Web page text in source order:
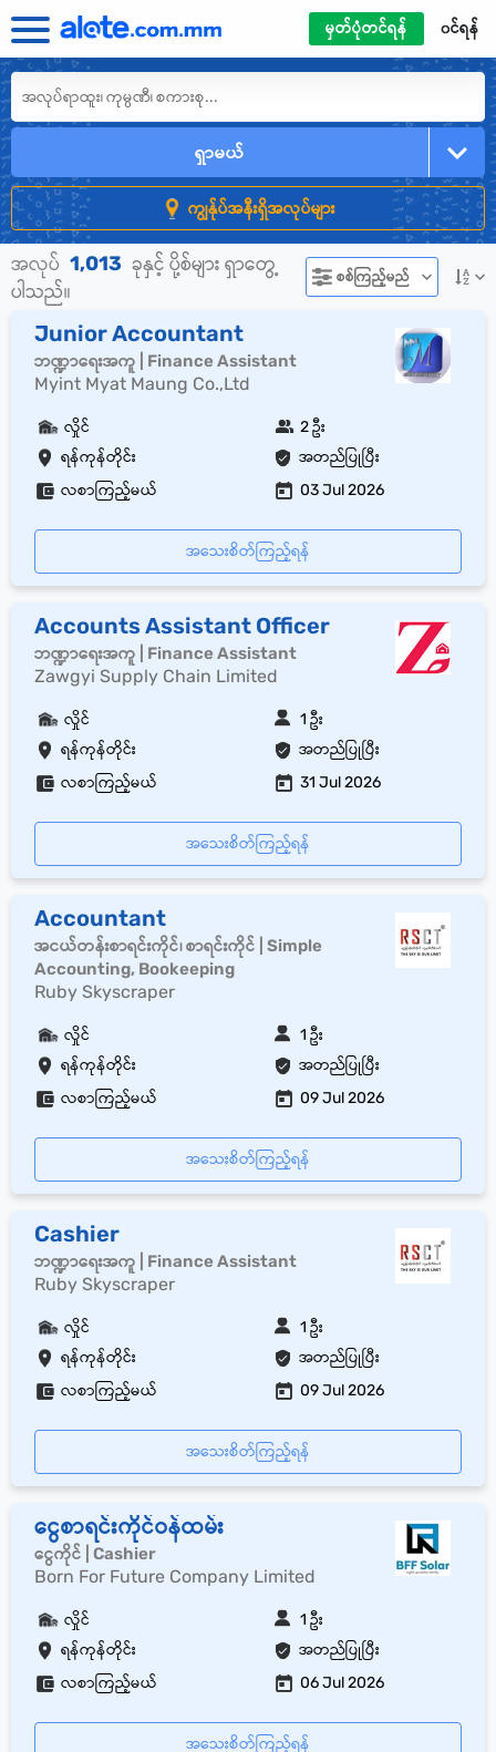
မှတ်ပုံတင်ရန် ၀င်ရန်
ရှာမယ်
ကျွန်ုပ်အနီးရှိအလုပ်များ
အလုပ် 1,013 ခုနှင့် ပို့စ်များ ရှာတွေ့
ပါသည်။
စစ်ကြည့်မည်
Junior Accountant
ဘဏ္ဍာရေးအကူ | Finance Assistant
Myint Myat Maung Co.,Ltd
ရန်ကုန်တိုင်း အတည်ပြုပြီး
လှိုင် 2 ဦး
လစာကြည့်မယ် 03 Jul 2026
အသေးစိတ်ကြည့်ရန်
Accounts Assistant Officer
ဘဏ္ဍာရေးအကူ | Finance Assistant
Zawgyi Supply Chain Limited
ရန်ကုန်တိုင်း အတည်ပြုပြီး
လှိုင် 1 ဦး
လစာကြည့်မယ် 31 Jul 2026
အသေးစိတ်ကြည့်ရန်
Accountant
အငယ်တန်းစာရင်းကိုင်၊ စာရင်းကိုင် | Simple
Accounting, Bookeeping
Ruby Skyscraper
ရန်ကုန်တိုင်း အတည်ပြုပြီး
လှိုင် 1 ဦး
လစာကြည့်မယ် 09 Jul 2026
အသေးစိတ်ကြည့်ရန်
Cashier
ဘဏ္ဍာရေးအကူ | Finance Assistant
Ruby Skyscraper
ရန်ကုန်တိုင်း အတည်ပြုပြီး
လှိုင် 1 ဦး
လစာကြည့်မယ် 09 Jul 2026
အသေးစိတ်ကြည့်ရန်
ငွေစာရင်းကိုင်ဝန်ထမ်း
ငွေကိုင် | Cashier
Born For Future Company Limited
ရန်ကုန်တိုင်း အတည်ပြုပြီး
လှိုင် 1 ဦး
လစာကြည့်မယ် 06 Jul 2026
အသေးစိတ်ကြည့်ရန်